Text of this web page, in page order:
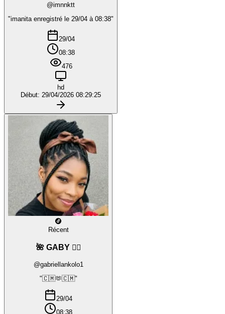
@imnnktt
"imanita enregistré le 29/04 à 08:38"
29/04
08:38
476
hd
Début: 29/04/2026 08:29:25
Récent
🌺 GABY ❤️‍🔥
@gabriellankolo1
"🇨🇲🫶🇨🇲"
29/04
08:38